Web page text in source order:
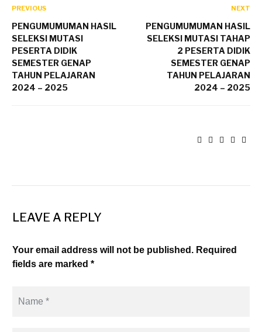
PREVIOUS
PENGUMUMUMAN HASIL
SELEKSI MUTASI
PESERTA DIDIK
SEMESTER GENAP
TAHUN PELAJARAN
2024 – 2025
NEXT
PENGUMUMUMAN HASIL
SELEKSI MUTASI TAHAP
2 PESERTA DIDIK
SEMESTER GENAP
TAHUN PELAJARAN
2024 – 2025
LEAVE A REPLY
Your email address will not be published. Required
fields are marked *